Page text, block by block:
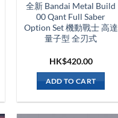
全新 Bandai Metal Build
00 Qant Full Saber
Option Set 機動戰士 高達
量子型 全刃式
HK$420.00
ADD TO CART